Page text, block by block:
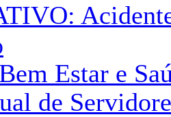
Estar e
de